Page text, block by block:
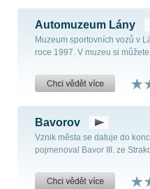
Automuzeum Lány
Muzeum sportovních vozů v
roce 1997. V muzeu si
Bavorov
Vznik města se datuje do
pojmenoval Bavor III. ze